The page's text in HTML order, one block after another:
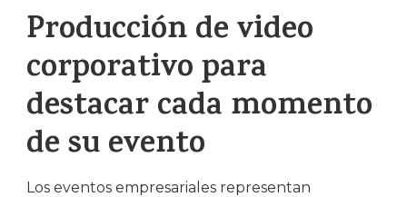
Producción de video
corporativo para
destacar cada momento
de su evento
Los eventos empresariales representan